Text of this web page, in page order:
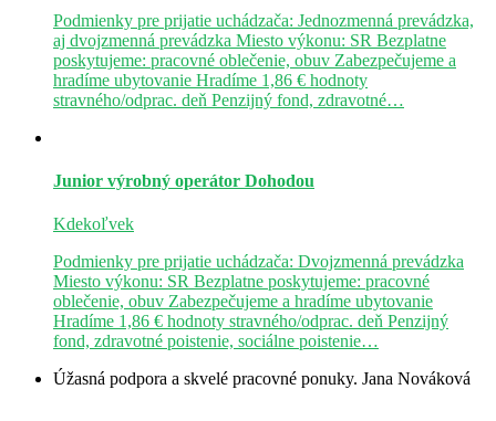
Podmienky pre prijatie uchádzača: Jednozmenná prevádzka,
aj dvojzmenná prevádzka Miesto výkonu: SR Bezplatne
poskytujeme: pracovné oblečenie, obuv Zabezpečujeme a
hradíme ubytovanie Hradíme 1,86 € hodnoty
stravného/odprac. deň Penzijný fond, zdravotné…
Junior výrobný operátor Dohodou
Kdekoľvek
Podmienky pre prijatie uchádzača: Dvojzmenná prevádzka
Miesto výkonu: SR Bezplatne poskytujeme: pracovné
oblečenie, obuv Zabezpečujeme a hradíme ubytovanie
Hradíme 1,86 € hodnoty stravného/odprac. deň Penzijný
fond, zdravotné poistenie, sociálne poistenie…
Úžasná podpora a skvelé pracovné ponuky. Jana Nováková